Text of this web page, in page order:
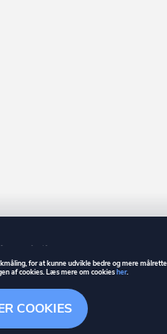
Menu
BETINGELSER
ownr ApS – CVR nr.: 36 40 88
Glostrup, info@ownr.dk
COOKIES
for at kunne udvikle bedre og mere
af cookies. Læs mere om cookiesher.